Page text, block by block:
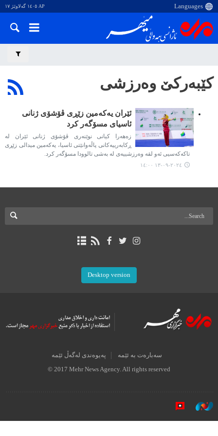
AP ١٤٠٥ گەلاوێژ ١٧
کێبەرکێ وەرزشی
ئێران یەکەمین زێڕی ڤۆشۆی ژنانی
ئاسیای مسۆگەر کرد
زەهەرا کیانی نوێنەری ڤۆشۆی ژنانی ئێران لە
ڕکابەرییەکانی پاڵەوانێتی ئاسیا، یەکەمین میدالی زێڕی
تاکەکەسیی ئەو لقە وەرزشییەی لە بەشی تالوودا مسۆگەر کرد.
٢٠٢٤-٠٩-١٣ ١٤:٠٠
Desktop version
سەبارەت بە ئێمە پەیوەندی لەگەڵ ئێمە
© 2017 Mehr News Agency. All rights reserved